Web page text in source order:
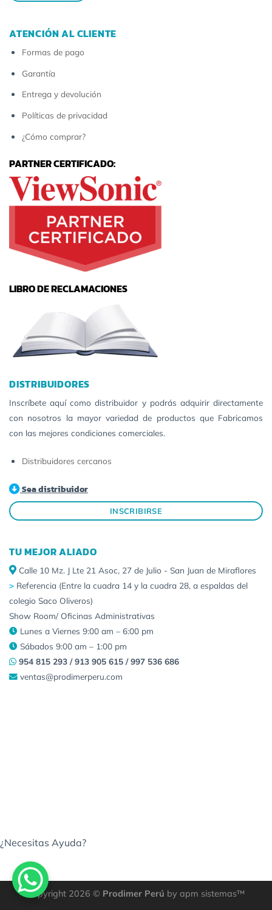
ATENCIÓN AL CLIENTE
Formas de pago
Garantía
Entrega y devolución
Políticas de privacidad
¿Cómo comprar?
PARTNER CERTIFICADO:
LIBRO DE RECLAMACIONES
DISTRIBUIDORES
Inscríbete aquí como distribuidor y podrás adquirir directamente
con nosotros la mayor variedad de productos que Fabricamos
con las mejores condiciones comerciales.
Distribuidores cercanos
Sea distribuidor
INSCRIBIRSE
TU MEJOR ALIADO
Calle 10 Mz. J Lte 21 Asoc, 27 de Julio - San Juan de Miraflores
> Referencia (Entre la cuadra 14 y la cuadra 28, a espaldas del
colegio Saco Oliveros)
Show Room/ Oficinas Administrativas
Lunes a Viernes 9:00 am – 6:00 pm
Sábados 9:00 am – 1:00 pm
954 815 293 / 913 905 615 / 997 536 686
ventas@prodimerperu.com
¿Necesitas Ayuda?
Copyright 2026 © Prodimer Perú by apm sistemas™